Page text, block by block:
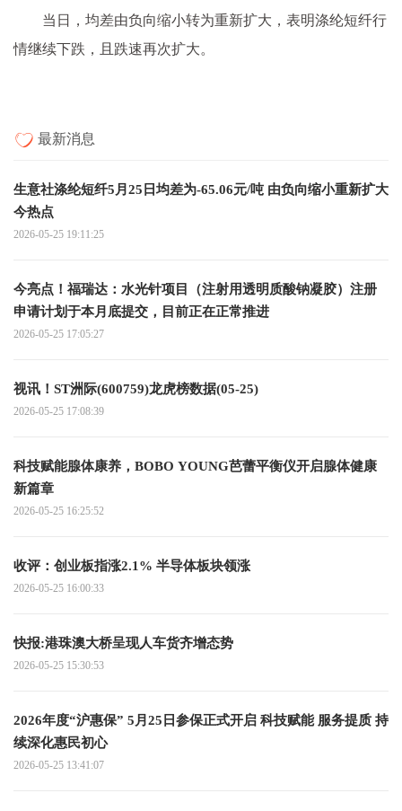
当日，均差由负向缩小转为重新扩大，表明涤纶短纤行
情继续下跌，且跌速再次扩大。
最新消息
生意社涤纶短纤5月25日均差为-65.06元/吨 由负向缩小重新扩大
今热点
2026-05-25 19:11:25
今亮点！福瑞达：水光针项目（注射用透明质酸钠凝胶）注册
申请计划于本月底提交，目前正在正常推进
2026-05-25 17:05:27
视讯！ST洲际(600759)龙虎榜数据(05-25)
2026-05-25 17:08:39
科技赋能腺体康养，BOBO YOUNG芭蕾平衡仪开启腺体健康
新篇章
2026-05-25 16:25:52
收评：创业板指涨2.1% 半导体板块领涨
2026-05-25 16:00:33
快报:港珠澳大桥呈现人车货齐增态势
2026-05-25 15:30:53
2026年度“沪惠保” 5月25日参保正式开启 科技赋能 服务提质 持
续深化惠民初心
2026-05-25 13:41:07